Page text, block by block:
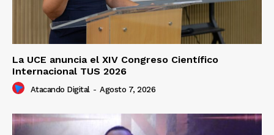
La UCE anuncia el XIV Congreso Científico
Internacional TUS 2026
Atacando Digital - Agosto 7, 2026